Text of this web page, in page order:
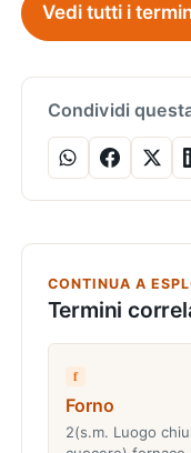
Vedi tutti i
Condividi
CONTINUA A
Termini
f
Forno
2(s.m. Luogo